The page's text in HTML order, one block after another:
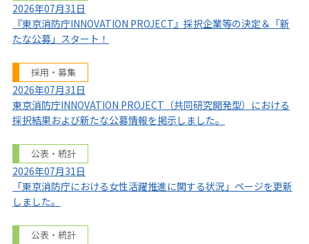
2026年07月31日
『東京消防庁INNOVATION PROJECT』採択企業等の決定＆「新
たな公募」スタート！
採用・募集
2026年07月31日
東京消防庁INNOVATION PROJECT（共同研究開発型）における
採択結果および新たな公募情報を掲示しました。
公表・統計
2026年07月31日
「東京消防庁における女性活躍推進に関する状況」ページを更新
しました。
公表・統計